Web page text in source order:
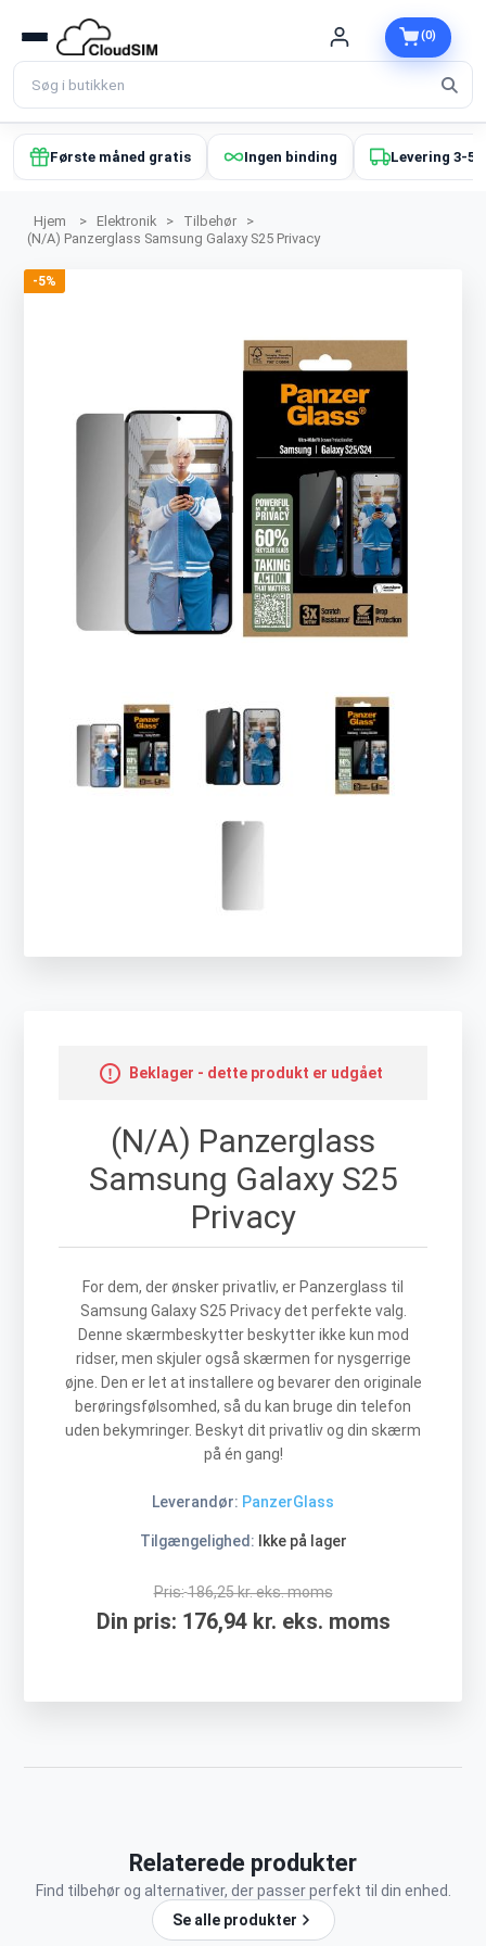
(0)
Første måned gratis Ingen binding Levering 3-5
Hjem > Elektronik > Tilbehør
>
(N/A) Panzerglass Samsung Galaxy S25 Privacy
-5%
Beklager - dette produkt er udgået
(N/A) Panzerglass
Samsung Galaxy S25
Privacy
For dem, der ønsker privatliv, er Panzerglass til
Samsung Galaxy S25 Privacy det perfekte valg.
Denne skærmbeskytter beskytter ikke kun mod
ridser, men skjuler også skærmen for nysgerrige
øjne. Den er let at installere og bevarer den originale
berøringsfølsomhed, så du kan bruge din telefon
uden bekymringer. Beskyt dit privatliv og din skærm
på én gang!
Leverandør: PanzerGlass
Tilgængelighed: Ikke på lager
Pris:186,25 kr. eks. moms
Din pris: 176,94 kr. eks. moms
Relaterede produkter
Find tilbehør og alternativer, der passer perfekt til din enhed.
Se alle produkter